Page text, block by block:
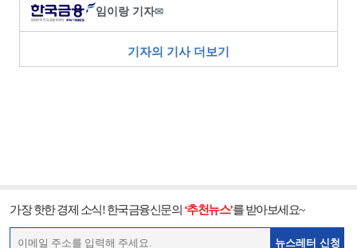
임이랑 기자✉
기자의 기사 더보기
가장 핫한 경제 소식! 한국금융신문의 ‘추천뉴스’를 받아보세요~
뉴스레터 신청